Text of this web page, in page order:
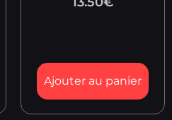
Ajouter au panier